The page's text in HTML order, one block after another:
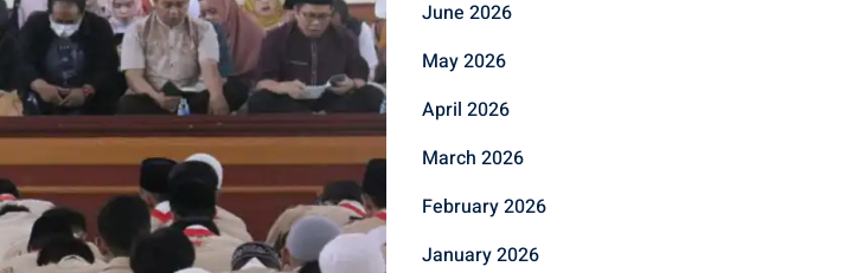
June 2026
May 2026
April 2026
March 2026
February 2026
January 2026